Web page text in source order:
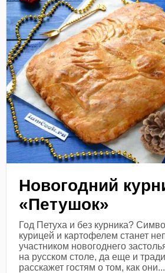
Новогодний
«Петушок»
Год Петуха и без курника?
курицей и картофелем станет
участником новогоднего
на русском столе, да еще и
расскажет гостям о том, как они...